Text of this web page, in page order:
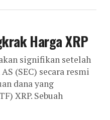
Harga XRP
signifikan setelah
(SEC) secara resmi
dana yang
XRP. Sebuah